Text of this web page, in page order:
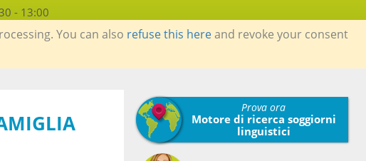
- 13:00
You can also refuse this hereand revoke your consent
Prova ora
Motore di ricerca soggiorni
linguistici